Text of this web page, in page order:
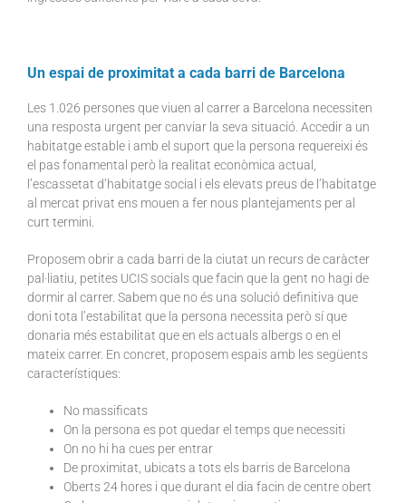
Un espai de proximitat a cada barri de Barcelona
Les 1.026 persones que viuen al carrer a Barcelona necessiten
una resposta urgent per canviar la seva situació. Accedir a un
habitatge estable i amb el suport que la persona requereixi és
el pas fonamental però la realitat econòmica actual,
l’escassetat d’habitatge social i els elevats preus de l’habitatge
al mercat privat ens mouen a fer nous plantejaments per al
curt termini.
Proposem obrir a cada barri de la ciutat un recurs de caràcter
pal·liatiu, petites UCIS socials que facin que la gent no hagi de
dormir al carrer. Sabem que no és una solució definitiva que
doni tota l’estabilitat que la persona necessita però sí que
donaria més estabilitat que en els actuals albergs o en el
mateix carrer. En concret, proposem espais amb les següents
característiques:
No massificats
On la persona es pot quedar el temps que necessiti
On no hi ha cues per entrar
De proximitat, ubicats a tots els barris de Barcelona
Oberts 24 hores i que durant el dia facin de centre obert